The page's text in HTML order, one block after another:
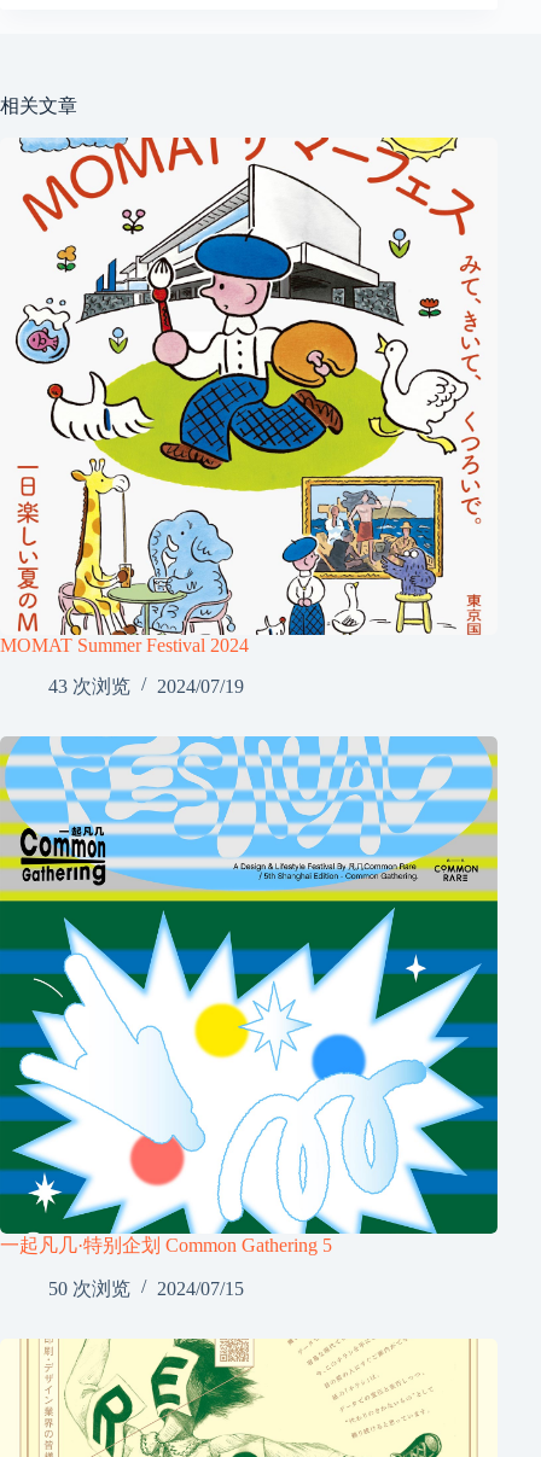
相关文章
MOMAT Summer Festival 2024
43 次浏览
2024/07/19
一起凡几·特别企划 Common Gathering 5
50 次浏览 2024/07/15